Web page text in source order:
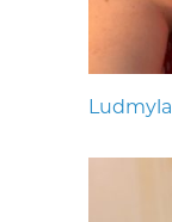
Ludmyla